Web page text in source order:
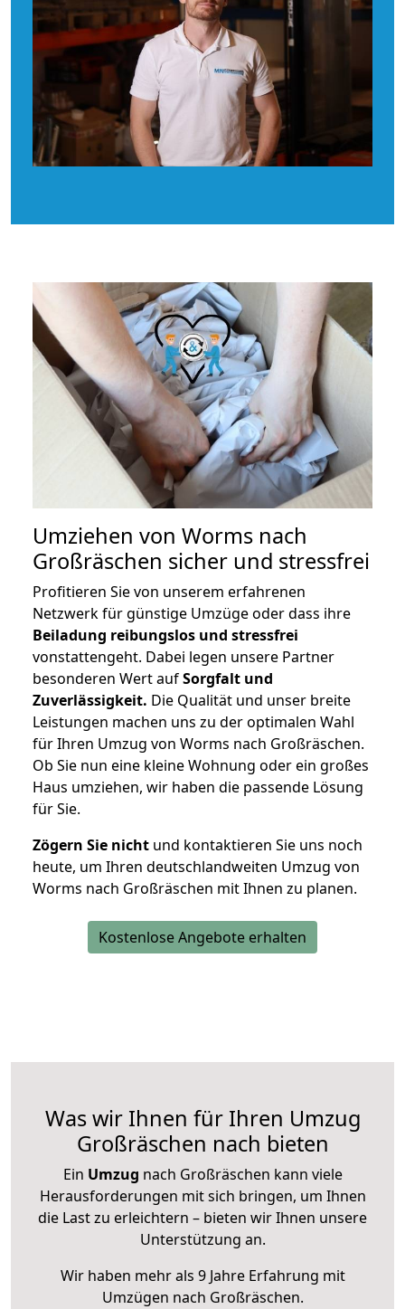
Umziehen von Worms nach
Großräschen sicher und stressfrei
Profitieren Sie von unserem erfahrenen
Netzwerk für günstige Umzüge oder dass ihre
Beiladung reibungslos und stressfrei
vonstattengeht. Dabei legen unsere Partner
besonderen Wert aufSorgfalt und
Zuverlässigkeit. Die Qualität und unser breite
Leistungen machen uns zu der optimalen Wahl
für Ihren Umzug von Worms nach Großräschen.
Ob Sie nun eine kleine Wohnung oder ein großes
Haus umziehen, wir haben die passende Lösung
für Sie.
Zögern Sie nicht und kontaktieren Sie uns noch
heute, um Ihren deutschlandweiten Umzug von
Worms nach Großräschen mit Ihnen zu planen.
Kostenlose Angebote erhalten
Was wir Ihnen für Ihren Umzug
Großräschen nach bieten
Ein Umzug nach Großräschen kann viele
Herausforderungen mit sich bringen, um Ihnen
die Last zu erleichtern – bieten wir Ihnen unsere
Unterstützung an.
Wir haben mehr als 9 Jahre Erfahrung mit
Umzügen nach Großräschen.